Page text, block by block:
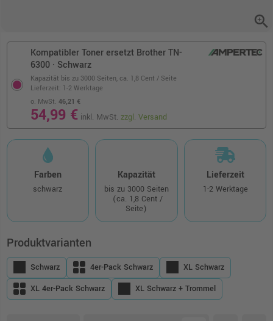
zoom_in
Kompatibler Toner ersetzt Brother TN-
6300 · Schwarz
Kapazität bis zu 3000 Seiten, ca. 1,8 Cent / Seite
o. MwSt.46,21 €
54,99 € inkl. MwSt.zzgl. Versand
Lieferzeit: 1-2 Werktage
Farben
schwarz
Kapazität
bis zu 3000 Seiten
(ca. 1,8 Cent /
Seite)
Lieferzeit
1-2 Werktage
Produktvarianten
Schwarz 4er-Pack Schwarz
XL Schwarz
XL 4er-Pack Schwarz
XL Schwarz + Trommel